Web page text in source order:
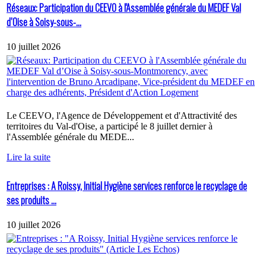
Réseaux: Participation du CEEVO à l'Assemblée générale du MEDEF Val
d’Oise à Soisy-sous-...
10 juillet 2026
Le CEEVO, l'Agence de Développement et d'Attractivité des
territoires du Val-d'Oise, a participé le 8 juillet dernier à
l'Assemblée générale du MEDE...
Lire la suite
Entreprises : A Roissy, Initial Hygiène services renforce le recyclage de
ses produits ...
10 juillet 2026